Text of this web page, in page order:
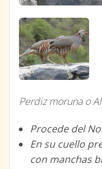
Perdiz moruna o
Procede del
En su cuello
con manchas